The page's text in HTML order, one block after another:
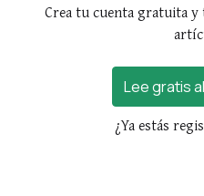
Crea tu cuenta gratuita y
Lee gratis
¿Ya estás